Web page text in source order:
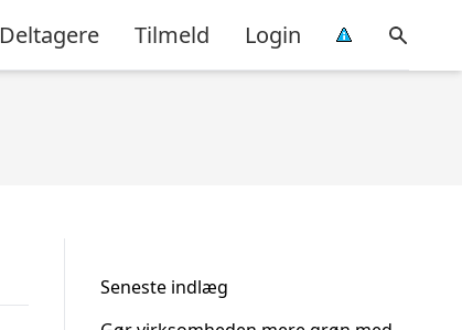
Deltagere Tilmeld Login
Seneste indlæg